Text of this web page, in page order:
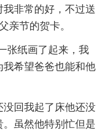
非常的好，不过送
亲节的贺卡。
张纸画了起来，我
希望爸爸也能和他
回我起了床他还没
虽然他特别忙但是